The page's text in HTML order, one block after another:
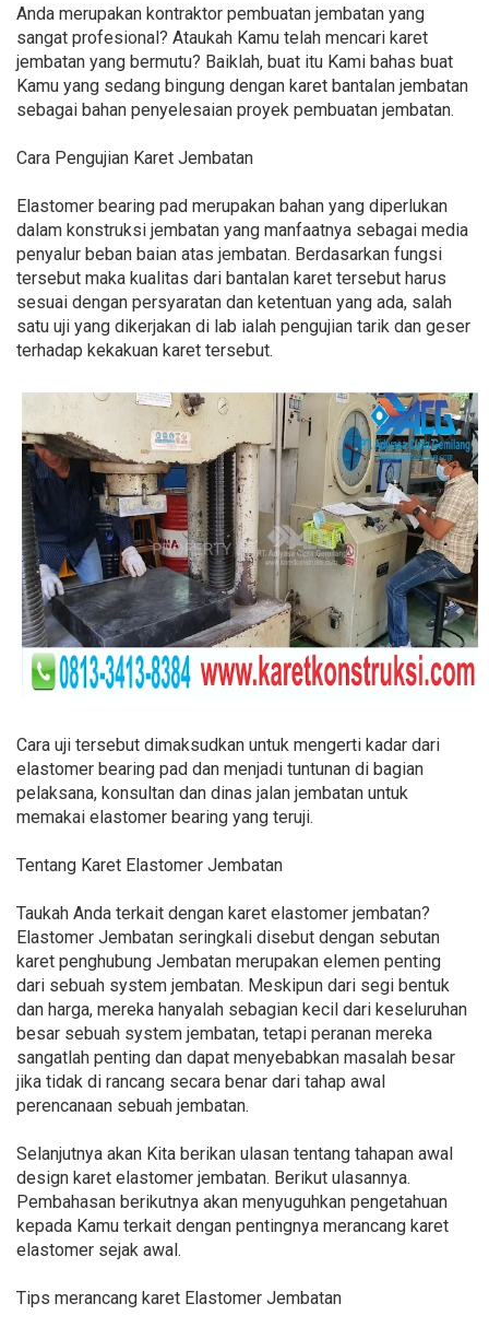
Anda merupakan kontraktor pembuatan jembatan yang
sangat profesional? Ataukah Kamu telah mencari karet
jembatan yang bermutu? Baiklah, buat itu Kami bahas buat
Kamu yang sedang bingung dengan karet bantalan jembatan
sebagai bahan penyelesaian proyek pembuatan jembatan.
Cara Pengujian Karet Jembatan
Elastomer bearing pad merupakan bahan yang diperlukan
dalam konstruksi jembatan yang manfaatnya sebagai media
penyalur beban baian atas jembatan. Berdasarkan fungsi
tersebut maka kualitas dari bantalan karet tersebut harus
sesuai dengan persyaratan dan ketentuan yang ada, salah
satu uji yang dikerjakan di lab ialah pengujian tarik dan geser
terhadap kekakuan karet tersebut.
Cara uji tersebut dimaksudkan untuk mengerti kadar dari
elastomer bearing pad dan menjadi tuntunan di bagian
pelaksana, konsultan dan dinas jalan jembatan untuk
memakai elastomer bearing yang teruji.
Tentang Karet Elastomer Jembatan
Taukah Anda terkait dengan karet elastomer jembatan?
Elastomer Jembatan seringkali disebut dengan sebutan
karet penghubung Jembatan merupakan elemen penting
dari sebuah system jembatan. Meskipun dari segi bentuk
dan harga, mereka hanyalah sebagian kecil dari keseluruhan
besar sebuah system jembatan, tetapi peranan mereka
sangatlah penting dan dapat menyebabkan masalah besar
jika tidak di rancang secara benar dari tahap awal
perencanaan sebuah jembatan.
Selanjutnya akan Kita berikan ulasan tentang tahapan awal
design karet elastomer jembatan. Berikut ulasannya.
Pembahasan berikutnya akan menyuguhkan pengetahuan
kepada Kamu terkait dengan pentingnya merancang karet
elastomer sejak awal.
Tips merancang karet Elastomer Jembatan